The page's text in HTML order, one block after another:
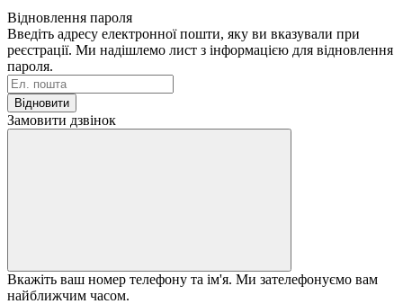
Відновлення пароля
Введіть адресу електронної пошти, яку ви вказували при
реєстрації. Ми надішлемо лист з інформацією для відновлення
пароля.
Відновити
Замовити дзвінок
Вкажіть ваш номер телефону та ім'я. Ми зателефонуємо вам
найближчим часом.